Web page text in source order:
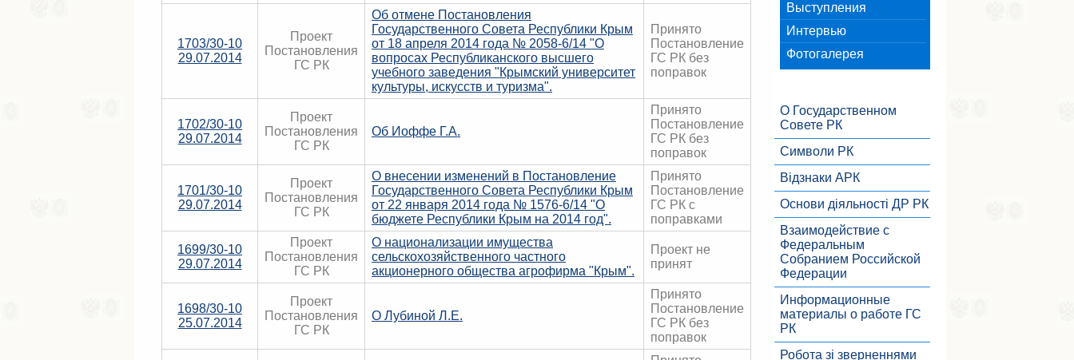
1703/30-10
29.07.2014
Проект
Постановления
ГС РК
Об отмене Постановления
Государственного Совета Республики Крым
от 18 апреля 2014 года № 2058-6/14 "О
вопросах Республиканского высшего
учебного заведения "Крымский университет
культуры, искусств и туризма".
Принято
Постановление
ГС РК без
поправок
1702/30-10
29.07.2014
Проект
Постановления
ГС РК
Об Иоффе Г.А.
Принято
Постановление
ГС РК без
поправок
1701/30-10
29.07.2014
Проект
Постановления
ГС РК
О внесении изменений в Постановление
Государственного Совета Республики Крым
от 22 января 2014 года № 1576-6/14 "О
бюджете Республики Крым на 2014 год".
Принято
Постановление
ГС РК с
поправками
1699/30-10
29.07.2014
Проект
Постановления
ГС РК
О национализации имущества
сельскохозяйственного частного
акционерного общества агрофирма "Крым".
Проект не
принят
1698/30-10
25.07.2014
Проект
Постановления
ГС РК
О Лубиной Л.Е.
Принято
Постановление
ГС РК без
поправок
Выступления
Интервью
Фотогалерея
О Государственном
Совете РК
Символи РК
Відзнаки АРК
Основи діяльності ДР РК
Взаимодействие с
Федеральным
Собранием Российской
Федерации
Информационные
материалы о работе ГС
РК
Робота зі зверненнями